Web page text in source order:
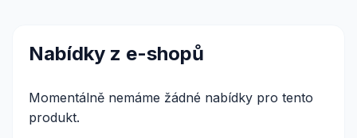
Nabídky z e-shopů
Momentálně nemáme žádné nabídky pro tento
produkt.